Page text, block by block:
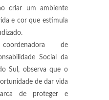
criar um ambiente
e cor que estimula
de
Social da
Sul, observa que o
de dar vida
de proteger e